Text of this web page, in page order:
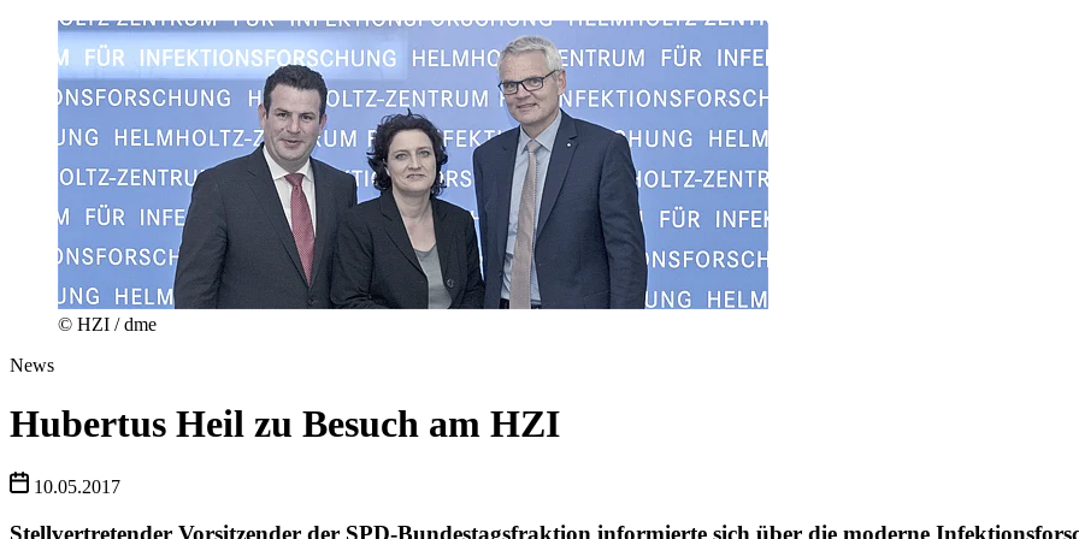
© HZI / dme
News
Hubertus Heil zu Besuch am HZI
10.05.2017
Stellvertretender Vorsitzender der SPD-Bundestagsfraktion informierte sich über die moderne